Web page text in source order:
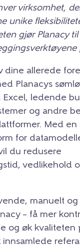
virksomhet,
unike
gjør Planacy
dine allerede
Planacys
Excel, ledende
og andre
Med en
for
du redusere
vedlikehold
manuelt
– få mer
og øk kvaliteten
innsamlede